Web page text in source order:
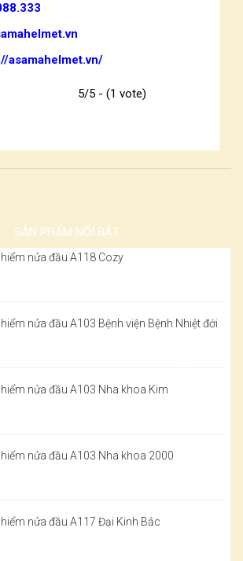
asamahelmet.vn/
5/5 - (1 vote)
SẢN PHẨM NỔI BẬT
nửa đầu A118 Cozy
nửa đầu A103 Bệnh viện Bệnh Nhiệt đới
nửa đầu A103 Nha khoa Kim
nửa đầu A103 Nha khoa 2000
nửa đầu A117 Đại Kinh Bắc